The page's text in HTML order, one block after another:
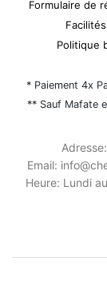
Formulaire de
Politique
* Paiement 4x
** Sauf Mafate
Adresse:
Email:
Heure: Lundi